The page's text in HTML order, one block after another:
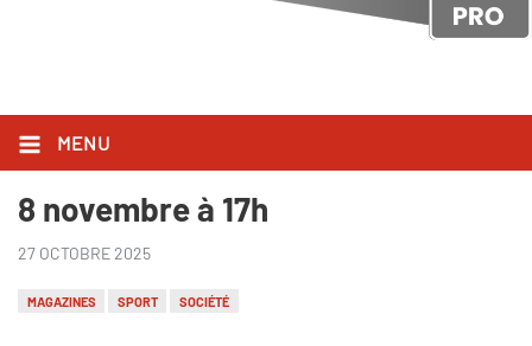
MENU
Sénat à la présentation de
"Sport, etc". - à partir du samedi
8 novembre à 17h
27 OCTOBRE 2025
MAGAZINES SPORT SOCIÉTÉ